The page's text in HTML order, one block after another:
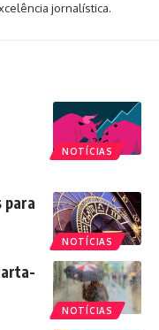
jornalística.
NOTÍCIAS
NOTÍCIAS
para
NOTÍCIAS